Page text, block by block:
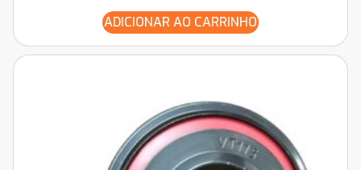
ADICIONAR AO CARRINHO